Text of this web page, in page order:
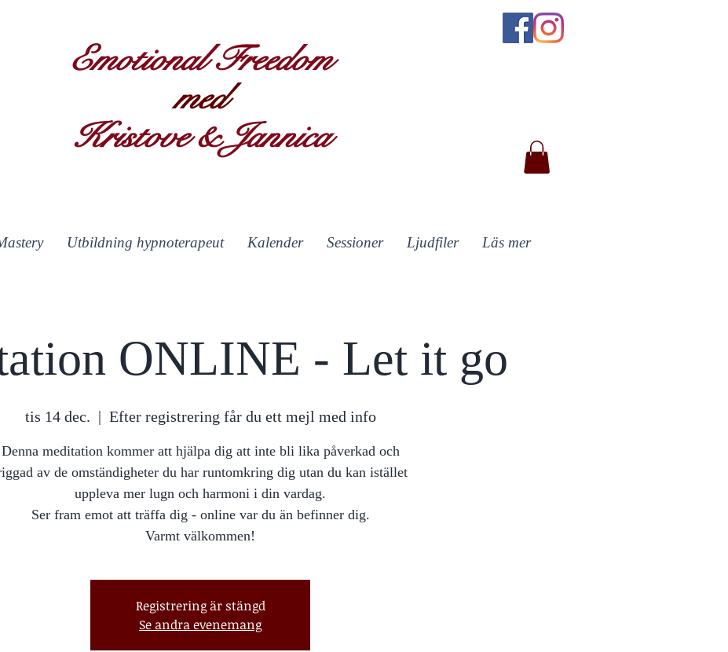
Emotional Freedom
med
Kristove & Jannica
Utbildning hypnoterapeut Kalender Sessioner Ljudfiler Läs mer
ONLINE - Let it go
tis 14 dec.
  |
Efter registrering får du ett mejl med info
Denna meditation kommer att hjälpa dig att inte bli lika påverkad och
av de omständigheter du har runtomkring dig utan du kan istället
uppleva mer lugn och harmoni i din vardag.
Ser fram emot att träffa dig - online var du än befinner dig.
Varmt välkommen!
Registrering är stängd
Se andra evenemang